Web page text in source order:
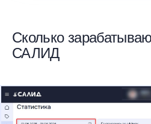
Сколько
САЛИД